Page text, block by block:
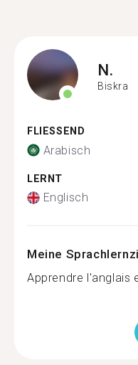
N.
Biskra
FLIESSEND
Arabisch
LERNT
Englisch
Meine
Apprendre l'anglais